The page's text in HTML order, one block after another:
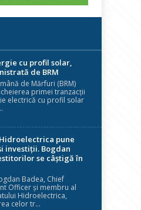
cu profil solar,
de BRM
de Mărfuri (BRM)
primei tranzacții
electrică cu profil solar
pune
investiții. Bogdan
se câștigă în
Badea, Chief
Officer și membru al
Hidroelectrica,
celor tr...